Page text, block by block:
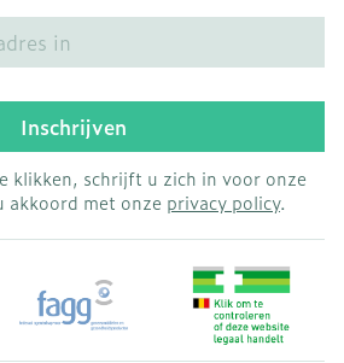
Inschrijven
klikken, schrijft u zich in voor onze
akkoord met onze privacy policy.